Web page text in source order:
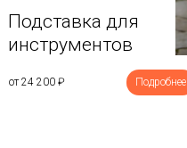
Подставка для
инструментов
от 24 200 ₽ Подробнее